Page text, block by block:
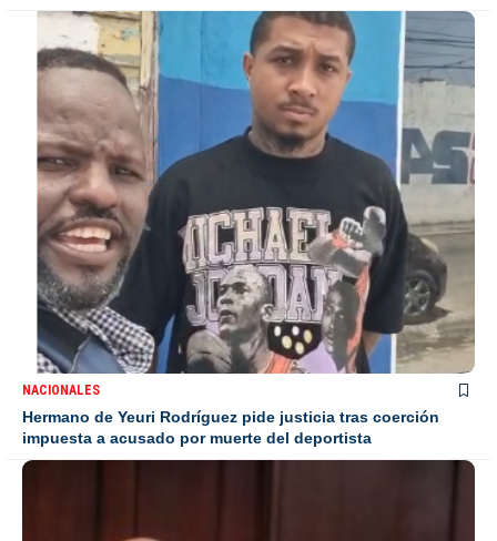
NACIONALES
Hermano de Yeuri Rodríguez pide justicia tras coerción
impuesta a acusado por muerte del deportista